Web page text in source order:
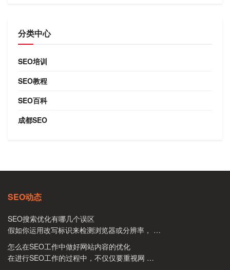
分类中心
SEO培训
SEO教程
SEO百科
成都SEO
SEO动态
SEO搜索优化有哪几个误区
假如你运用改写标识来检测浏览器或分辨率， …
怎么在SEO工作中做好网站内容的优化
在进行SEO工作的过程中，不仅仅要重视网 …